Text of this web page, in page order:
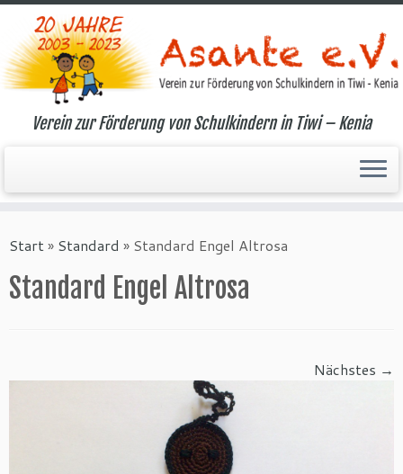
Inhalt
Verein zur Förderung von Schulkindern in Tiwi – Kenia
Start» Standard » Standard Engel Altrosa
Standard Engel Altrosa
Nächstes →